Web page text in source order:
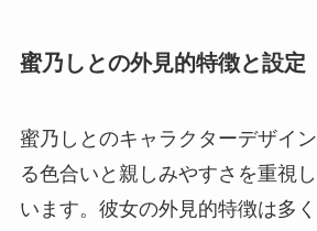
蜜乃しとの外見的特徴と設定
蜜乃しとのキャラクターデザイ
る色合いと親しみやすさを重視
います。彼女の外見的特徴は多